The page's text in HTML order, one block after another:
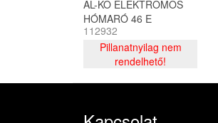
AL-KO ELEKTROMOS
HÓMARÓ 46 E
SNOWLINE
112932
Pillanatnyilag nem
rendelhető!